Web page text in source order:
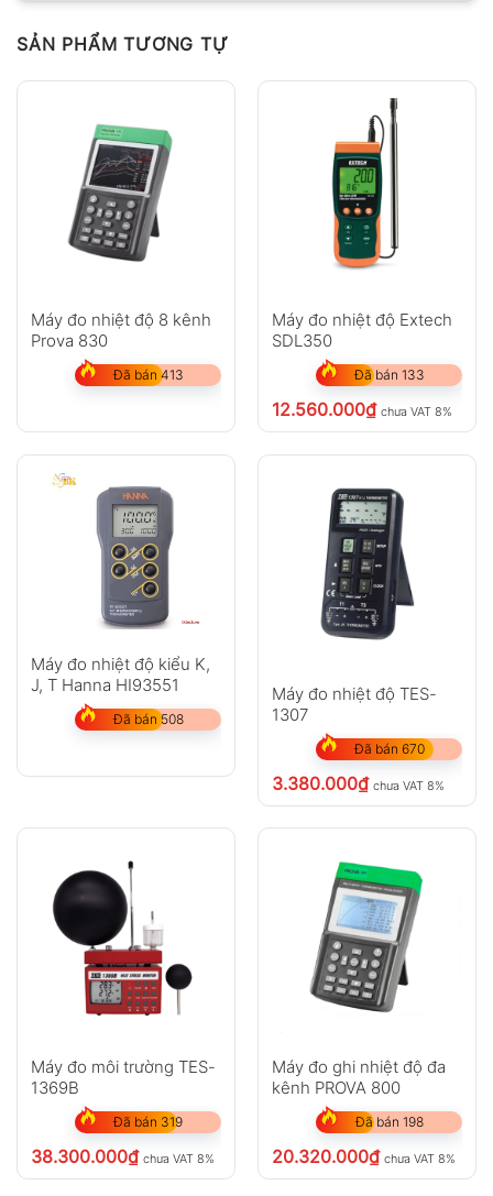
SẢN PHẨM TƯƠNG TỰ
Máy đo nhiệt độ 8 kênh
Prova 830
Đã bán 413
Máy đo nhiệt độ Extech
SDL350
Đã bán 133
12.560.000₫ chưa VAT 8%
Máy đo nhiệt độ kiểu K,
J, T Hanna HI93551
Đã bán 508
Máy đo nhiệt độ TES-
1307
Đã bán 670
3.380.000₫ chưa VAT 8%
Máy đo môi trường TES-
1369B
Đã bán 319
38.300.000₫ chưa VAT 8%
Máy đo ghi nhiệt độ đa
kênh PROVA 800
Đã bán 198
20.320.000₫ chưa VAT 8%